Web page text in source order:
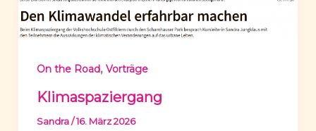
On the Road, Vorträge
Klimaspaziergang
Sandra/16. März 2026